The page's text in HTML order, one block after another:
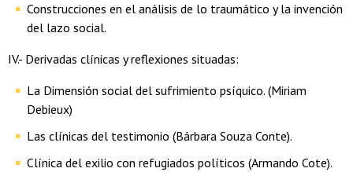
Construcciones en el análisis de lo traumático y la invención
del lazo social.
IV.- Derivadas clínicas y reflexiones situadas:
La Dimensión social del sufrimiento psíquico. (Miriam
Debieux)
Las clínicas del testimonio (Bárbara Souza Conte).
Clínica del exilio con refugiados políticos (Armando Cote).